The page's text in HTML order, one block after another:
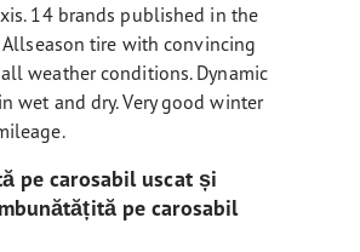
14 brands published in the
tire with convincing
weather conditions. Dynamic
wet and dry. Very good winter
pe carosabil uscat și
pe carosabil